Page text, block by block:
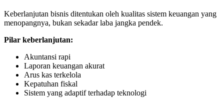
Keberlanjutan bisnis ditentukan oleh kualitas sistem keuangan yang
menopangnya, bukan sekadar laba jangka pendek.
Pilar keberlanjutan:
Akuntansi rapi
Laporan keuangan akurat
Arus kas terkelola
Kepatuhan fiskal
Sistem yang adaptif terhadap teknologi